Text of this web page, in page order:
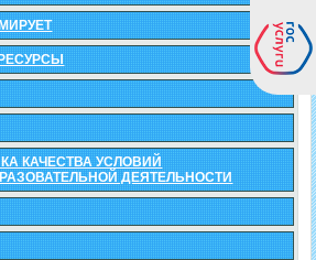
КАЧЕСТВА УСЛОВИЙ
ДЕЯТЕЛЬНОСТИ